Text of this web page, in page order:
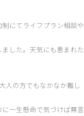
にてライフプラン相談や
した。天気にも恵まれた
人の方でもなかなか難し
一生懸命で気づけば無言